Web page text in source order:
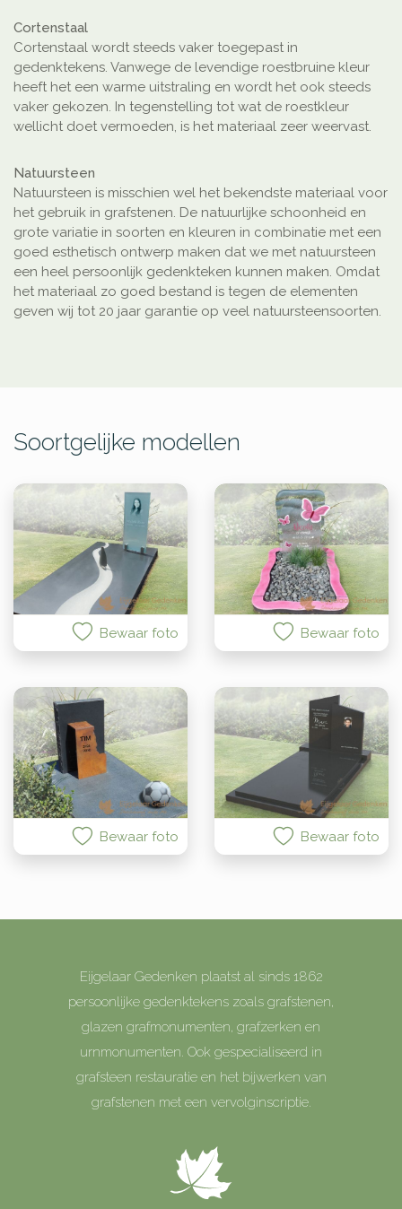
Cortenstaal
Cortenstaal wordt steeds vaker toegepast in
gedenktekens. Vanwege de levendige roestbruine kleur
heeft het een warme uitstraling en wordt het ook steeds
vaker gekozen. In tegenstelling tot wat de roestkleur
wellicht doet vermoeden, is het materiaal zeer weervast.
Natuursteen
Natuursteen is misschien wel het bekendste materiaal voor
het gebruik in grafstenen. De natuurlijke schoonheid en
grote variatie in soorten en kleuren in combinatie met een
goed esthetisch ontwerp maken dat we met natuursteen
een heel persoonlijk gedenkteken kunnen maken. Omdat
het materiaal zo goed bestand is tegen de elementen
geven wij tot 20 jaar garantie op veel natuursteensoorten.
Soortgelijke modellen
Bewaar foto Bewaar foto
Bewaar foto Bewaar foto
Eijgelaar Gedenken plaatst al sinds 1862
persoonlijke gedenktekens zoals grafstenen,
glazen grafmonumenten, grafzerken en
urnmonumenten. Ook gespecialiseerd in
grafsteen restauratie en het bijwerken van
grafstenen met een vervolginscriptie.